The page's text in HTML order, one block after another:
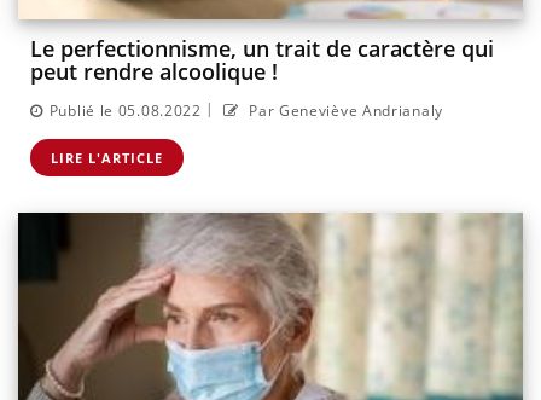
Le perfectionnisme, un trait de caractère qui
peut rendre alcoolique !
Publié le 05.08.2022 | Par Geneviève Andrianaly
LIRE L'ARTICLE